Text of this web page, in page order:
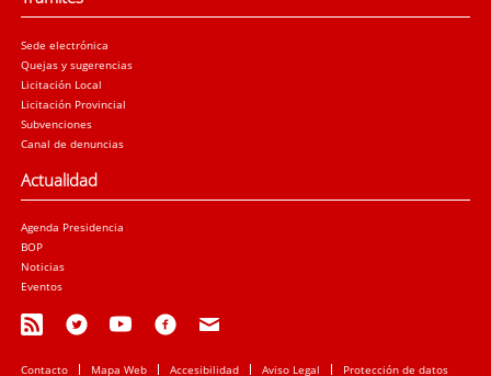
Sede electrónica
Quejas y sugerencias
Licitación Local
Licitación Provincial
Subvenciones
Canal de denuncias
Actualidad
Agenda Presidencia
BOP
Noticias
Eventos
Contacto Mapa Web Accesibilidad Aviso Legal Protección de datos